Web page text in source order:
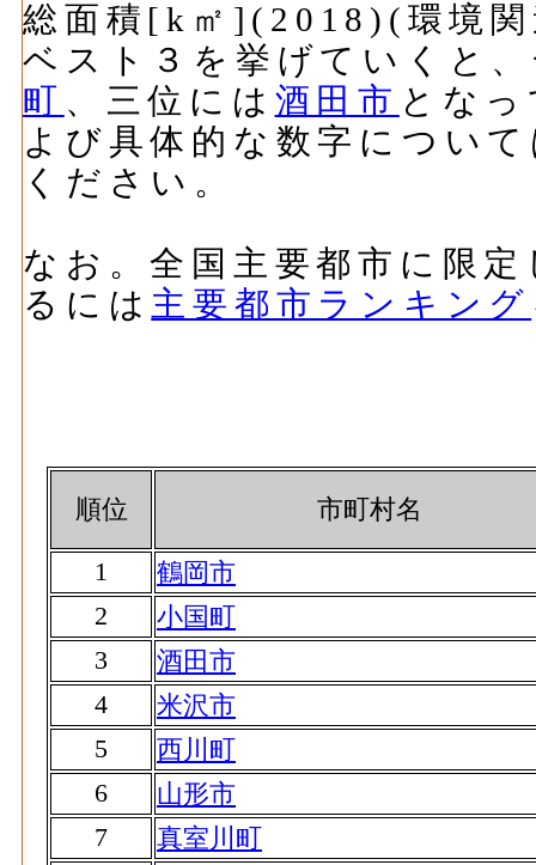
総面積[k㎡](2018)(環境関
ベスト３を挙げていくと
町 、三位には 酒田市 とな
よび具体的な数字につい
ください。
なお。全国主要都市に限
るには 主要都市ランキング
順位 市町村名
1
鶴岡市
2
小国町
3
酒田市
4
米沢市
5
西川町
6
山形市
7
真室川町